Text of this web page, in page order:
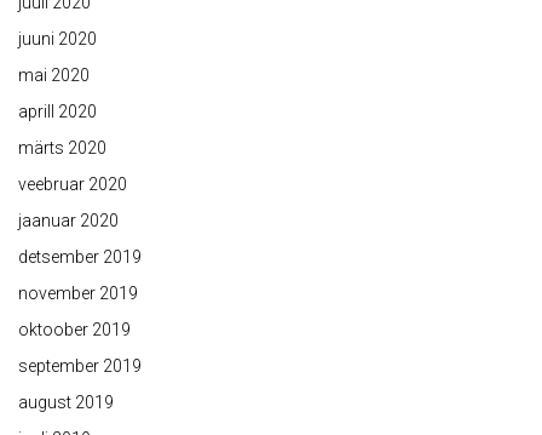
juuni 2020
mai 2020
aprill 2020
märts 2020
veebruar 2020
jaanuar 2020
detsember 2019
november 2019
oktoober 2019
september 2019
august 2019